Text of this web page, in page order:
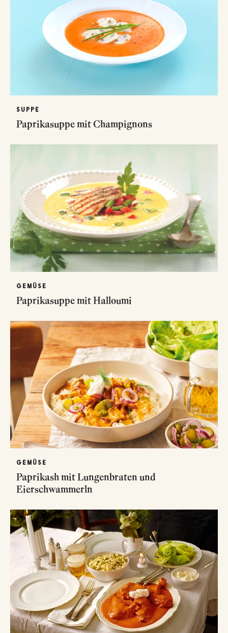
SUPPE
Paprikasuppe mit Champignons
GEMÜSE
Paprikasuppe mit Halloumi
GEMÜSE
Paprikash mit Lungenbraten und
Eierschwammerln